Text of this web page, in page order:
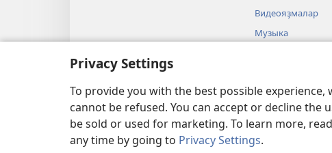
Privacy Settings
To provide you with the best possible
cannot be refused. You can accept or decline
be sold or used for marketing. To learn more,
any time by going to Privacy Settings.
Видеояҙмалар
Музыка
Copyright© 2026 Watch Tower Bible and Tract